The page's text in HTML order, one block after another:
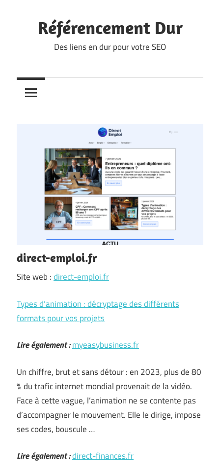
contentRéférencement Dur
Des liens en dur pour votre SEO
direct-emploi.fr
Site web :direct-emploi.fr
Types d’animation : décryptage des différents
formats pour vos projets
Lire également :myeasybusiness.fr
Un chiffre, brut et sans détour : en 2023, plus de 80
% du trafic internet mondial provenait de la vidéo.
Face à cette vague, l’animation ne se contente pas
d’accompagner le mouvement. Elle le dirige, impose
ses codes, bouscule …
Lire également :direct-finances.fr